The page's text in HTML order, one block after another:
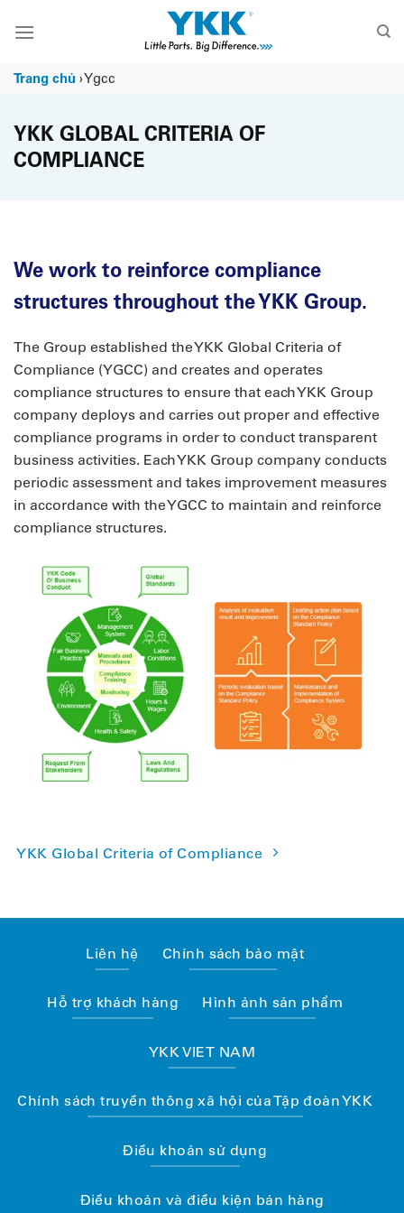
đến
dung
Trang chủ ›Ygcc
YKK GLOBAL CRITERIA OF
COMPLIANCE
We work to reinforce compliance
structures throughout the YKK Group.
The Group established the YKK Global Criteria of
Compliance (YGCC) and creates and operates
compliance structures to ensure that each YKK Group
company deploys and carries out proper and effective
compliance programs in order to conduct transparent
business activities. Each YKK Group company conducts
periodic assessment and takes improvement measures
in accordance with the YGCC to maintain and reinforce
compliance structures.
YKK Global Criteria of Compliance
Liên hệ Chính sách bảo mật
Hỗ trợ khách hàng Hình ảnh sản phẩm
YKK VIET NAM
Chính sách truyền thông xã hội của Tập đoàn YKK
Điều khoản sử dụng
Điều khoản và điều kiện bán hàng